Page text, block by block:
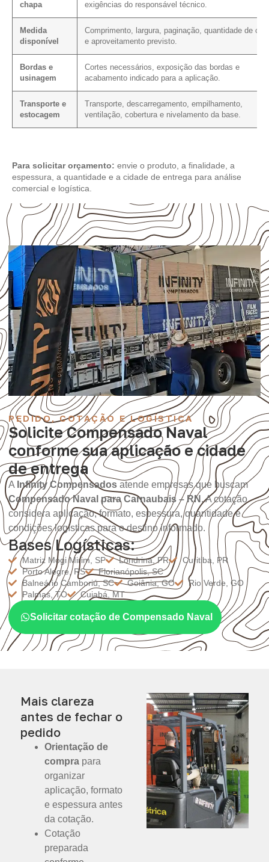
chapa
exigências do responsável técnico.
Medida
disponível
Comprimento, largura, paginação, quantidade de
e aproveitamento previsto.
Bordas e
usinagem
Cortes necessários, exposição das bordas e
acabamento indicado para a aplicação.
Transporte e
estocagem
Transporte, descarregamento, empilhamento,
ventilação, cobertura e nivelamento da base.
Para solicitar orçamento: envie o produto, a finalidade, a
espessura, a quantidade e a cidade de entrega para análise
comercial e logística.
PEDIDO, COTAÇÃO E LOGÍSTICA
Solicite Compensado Naval
conforme sua aplicação e cidade
de entrega
A Infinity Compensados atende empresas que buscam
Compensado Naval para Carnaubais – RN . A cotação
considera aplicação, formato, espessura, quantidade e
condições logísticas para o destino informado.
Bases Logísticas:
Matriz Mogi Mirim, SP Londrina, PR
Curitiba, PR
Porto Alegre, RS
Florianópolis, SC
Balneário Camboriú, SC
Goiânia, GO
Rio Verde, GO
Palmas, TO
Cuiabá, MT
Solicitar cotação de Compensado Naval
Mais clareza
antes de fechar o
pedido
Orientação de
compra para
organizar
aplicação, formato
e espessura antes
da cotação.
Cotação
preparada